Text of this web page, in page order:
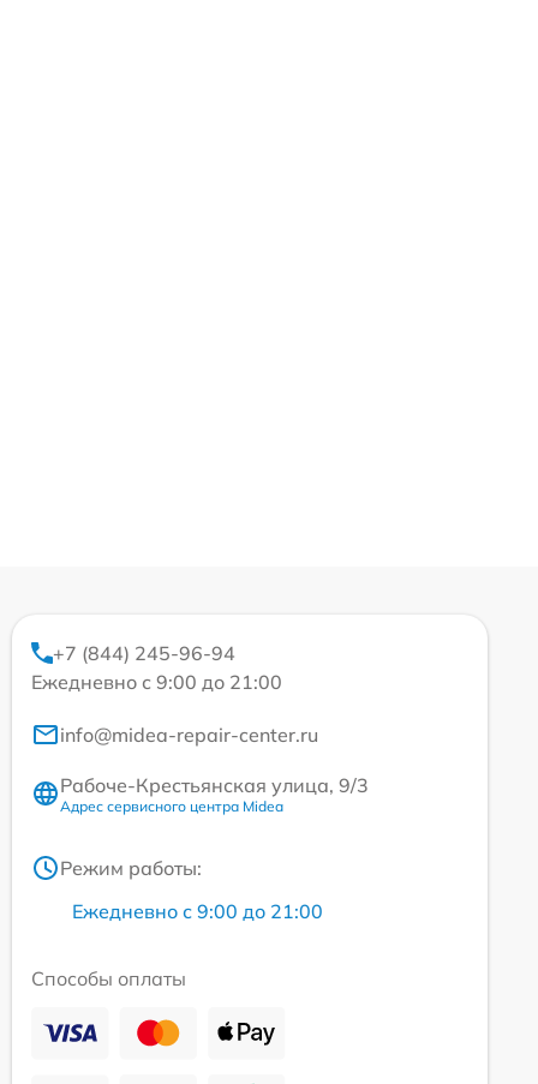
+7 (844) 245-96-94
Ежедневно с 9:00 до 21:00
info@midea-repair-center.ru
Рабоче-Крестьянская улица, 9/3
Адрес сервисного центра Midea
Режим работы:
Ежедневно с 9:00 до 21:00
Способы оплаты